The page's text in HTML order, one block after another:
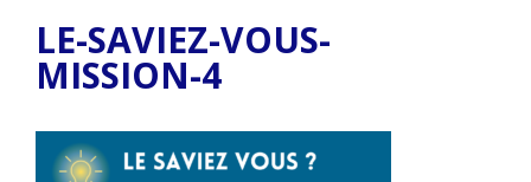
LE-SAVIEZ-VOUS-
MISSION-4